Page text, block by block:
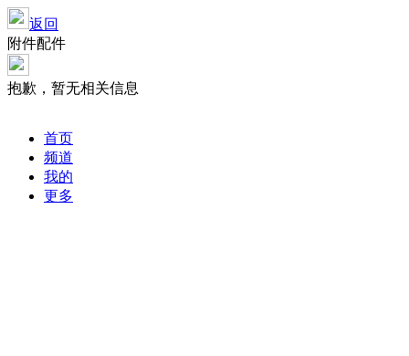
返回
附件配件
抱歉，暂无相关信息
首页
频道
我的
更多